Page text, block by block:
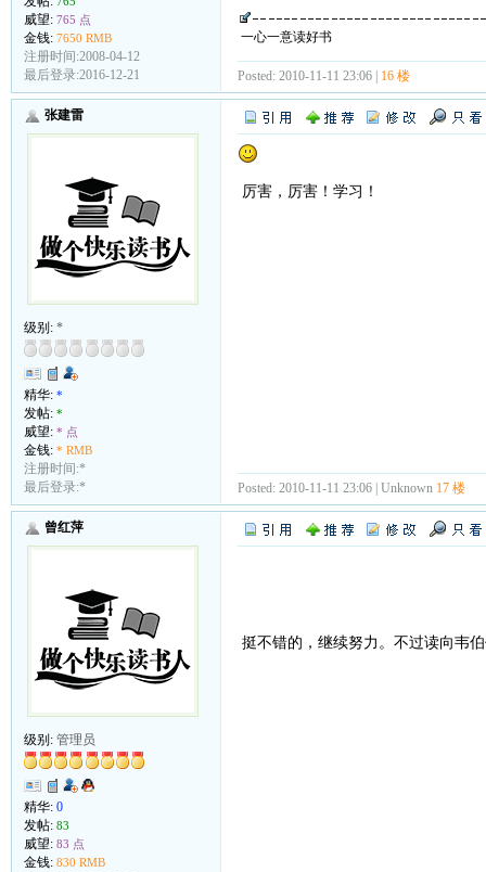
威望: 765 点
金钱: 7650 RMB
注册时间:2008-04-12
最后登录:2016-12-21
一心一意读好书
Posted: 2010-11-11 23:06 | 16 楼
张建雷
级别: *
精华: *
发帖: *
威望: * 点
金钱: * RMB
注册时间:*
最后登录:*
厉害，厉害！学习！
Posted: 2010-11-11 23:06 | Unknown 17 楼
曾红萍
级别: 管理员
精华: 0
发帖: 83
威望: 83 点
金钱: 830 RMB
挺不错的，继续努力。不过读向韦